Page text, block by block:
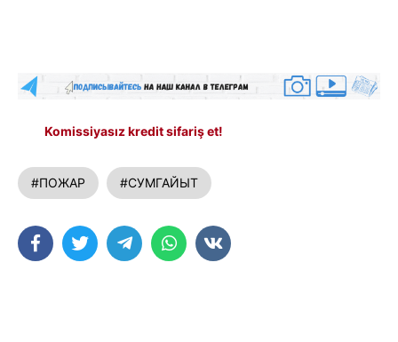
Komissiyasız kredit sifariş et!
#ПОЖАР #СУМГАЙЫТ